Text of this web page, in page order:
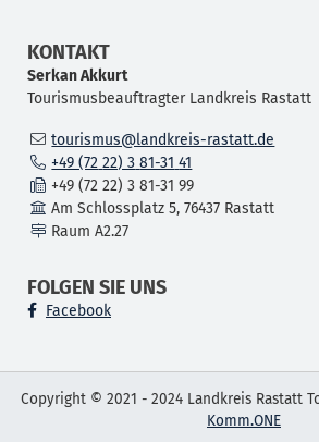
KONTAKT
SerkanAkkurt
Tourismusbeauftragter Landkreis Rastatt
tourismus@landkreis-rastatt.de
+49 (72 22) 3 81-31 41
+49 (72 22) 3 81-31 99
Am Schlossplatz 5, 76437 Rastatt
Raum A2.27
FOLGEN SIE UNS
Facebook
Copyright © 2021 - 2024 Landkreis Rastatt
Komm.ONE